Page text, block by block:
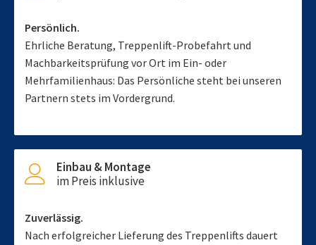
Persönlich.
Ehrliche Beratung, Treppenlift-Probefahrt und
Machbarkeitsprüfung vor Ort im Ein- oder
Mehrfamilienhaus: Das Persönliche steht bei unseren
Partnern stets im Vordergrund.
Einbau & Montage
im Preis inklusive
Zuverlässig.
Nach erfolgreicher Lieferung des Treppenlifts dauert